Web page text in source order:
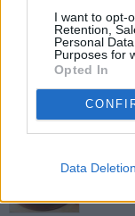
I want to opt-
Retention,
Personal
Purposes for
Opted In
Data Deletion
Leicht
Kalte
Leicht
Leicht